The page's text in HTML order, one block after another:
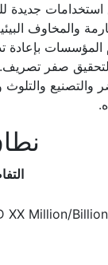
استخدامات جديدة
والمخاوف
المؤسسات بإعادة
لتحقيق صفر
والتصنيع والتلوث
XX Million/Billion